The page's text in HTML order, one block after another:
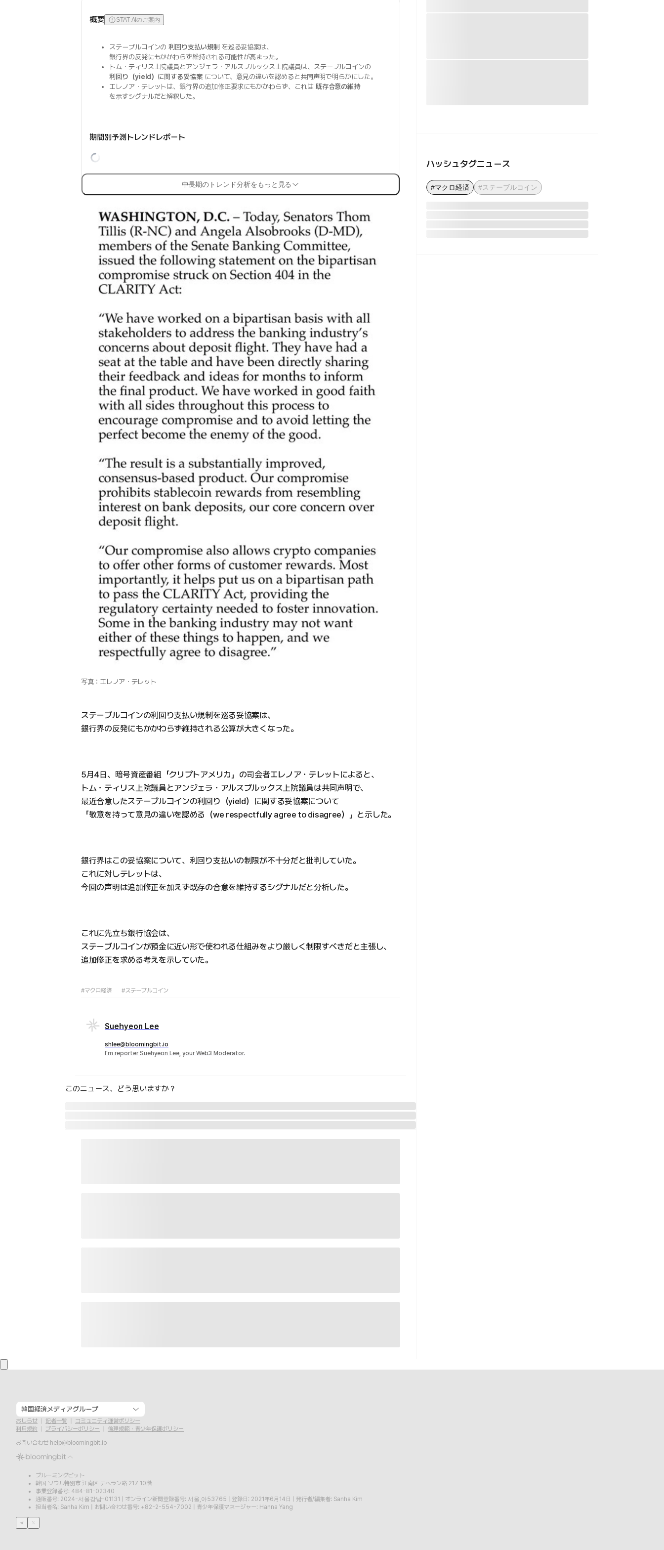
概要 STAT AIのご案内
ステーブルコインの利回り支払い規制 を巡る妥協案は、
銀行界の反発にもかかわらず維持される可能性が高まった。
トム・ティリス上院議員とアンジェラ・アルスブルックス上院議員は、ステーブルコインの
利回り（yield）に関する妥協案について、意見の違いを認めると共同声明で明らかにした。
エレノア・テレットは、銀行界の追加修正要求にもかかわらず、これは 既存合意の維持
を示すシグナルだと解釈した。
期間別予測トレンドレポート
中長期のトレンド分析をもっと見る
写真：エレノア・テレット
ステーブルコインの利回り支払い規制を巡る妥協案は、
銀行界の反発にもかかわらず維持される公算が大きくなった。
5月4日、暗号資産番組「クリプトアメリカ」の司会者エレノア・テレットによると、
トム・ティリス上院議員とアンジェラ・アルスブルックス上院議員は共同声明で、
最近合意したステーブルコインの利回り（yield）に関する妥協案について
「敬意を持って意見の違いを認める（we respectfully agree to disagree）」と示した。
銀行界はこの妥協案について、利回り支払いの制限が不十分だと批判していた。
これに対しテレットは、
今回の声明は追加修正を加えず既存の合意を維持するシグナルだと分析した。
これに先立ち銀行協会は、
ステーブルコインが預金に近い形で使われる仕組みをより厳しく制限すべきだと主張し、
追加修正を求める考えを示していた。
#マクロ経済 #ステーブルコイン
Suehyeon Lee
shlee@bloomingbit.io
I'm reporter Suehyeon Lee, your Web3 Moderator.
このニュース、どう思いますか？
ハッシュタグニュース
#マクロ経済 #ステーブルコイン
韓国経済メディアグループ
おしらせ 記者一覧
コミュニティ運営ポリシー
利用規約
プライバシーポリシー
倫理規範・青少年保護ポリシー
お問い合わせ help@bloomingbit.io
ブルーミングビット
韓国 ソウル特別市 江南区 テヘラン路 217 10階
事業登録番号: 484-81-02340
通販番号: 2024-서울강남-01131
オンライン新聞登録番号: 서울,아53765 登録日: 2021年6月14日
発行者/編集者: Sanha Kim
担当者名: Sanha Kim
お問い合わせ番号: +82-2-554-7002 青少年保護マネージャー: Hanna Yang